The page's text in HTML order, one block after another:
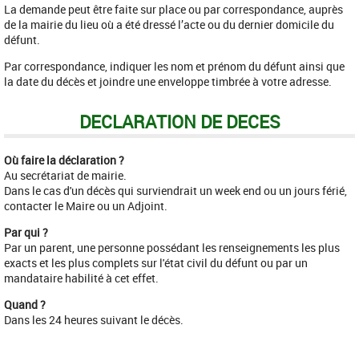
La demande peut être faite sur place ou par correspondance, auprès
de la mairie du lieu où a été dressé l’acte ou du dernier domicile du
défunt.
Par correspondance, indiquer les nom et prénom du défunt ainsi que
la date du décès et joindre une enveloppe timbrée à votre adresse.
DECLARATION DE DECES
Où faire la déclaration ?
Au secrétariat de mairie.
Dans le cas d'un décès qui surviendrait un week end ou un jours férié,
contacter le Maire ou un Adjoint.
Par qui ?
Par un parent, une personne possédant les renseignements les plus
exacts et les plus complets sur l'état civil du défunt ou par un
mandataire habilité à cet effet.
Quand ?
Dans les 24 heures suivant le décès.